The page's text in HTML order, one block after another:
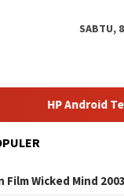
SABTU,
Terbaik 2024:
Film Wicked Mind